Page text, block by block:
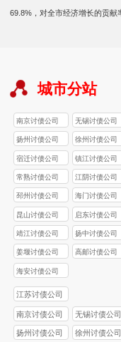
69.8%，对全市经济增长的贡献
城市分站
南京讨债公司 无锡讨债公司
扬州讨债公司 徐州讨债公司
宿迁讨债公司 镇江讨债公司
常熟讨债公司 江阴讨债公司
邳州讨债公司 海门讨债公司
昆山讨债公司 启东讨债公司
靖江讨债公司 扬中讨债公司
姜堰讨债公司 高邮讨债公司
海安讨债公司
江苏讨债公司
南京讨债公司 无锡讨债公司
扬州讨债公司 徐州讨债公司